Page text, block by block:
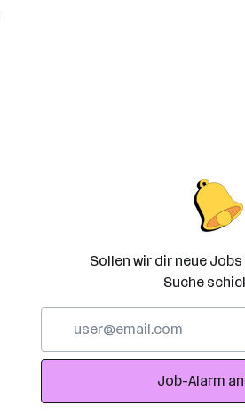
Sollen wir dir neue
Suche
Adresse
Job-Alarm